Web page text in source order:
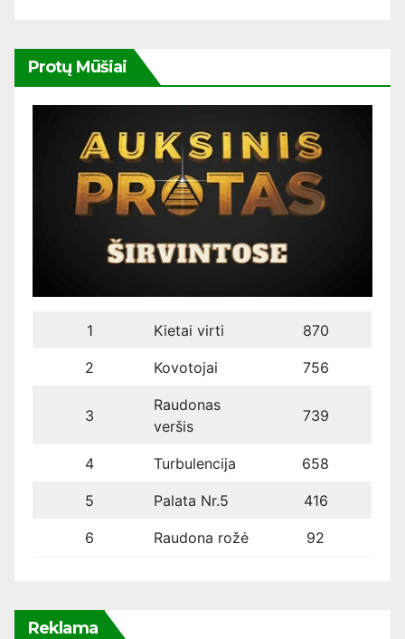
Protų Mūšiai
1 Kietai virti 870
2 Kovotojai 756
3
Raudonas
veršis
739
4 Turbulencija 658
5 Palata Nr.5 416
6 Raudona rožė 92
Reklama